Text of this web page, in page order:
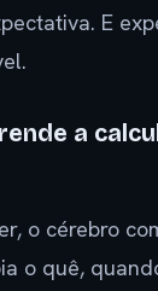
E
a
o cérebro
o quê,